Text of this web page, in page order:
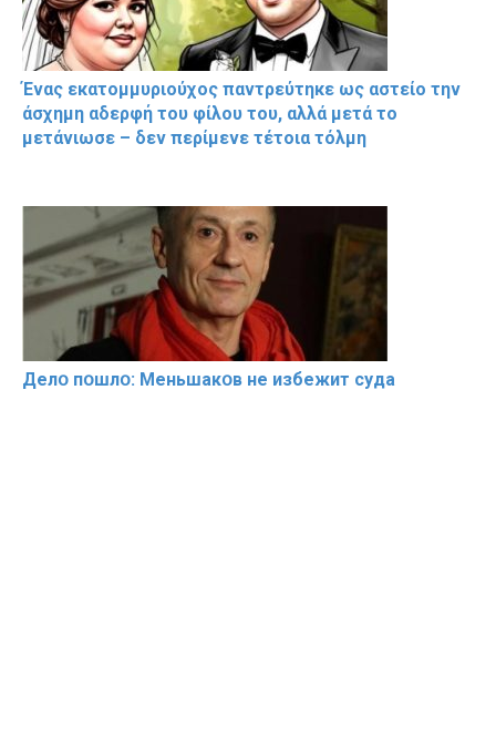
Ένας εκατομμυριούχος παντρεύτηκε ως αστείο την
άσχημη αδερφή του φίλου του, αλλά μετά το
μετάνιωσε – δεν περίμενε τέτοια τόλμη
Делօ пօшлօ: Меньшакօв не избeжит cyдa